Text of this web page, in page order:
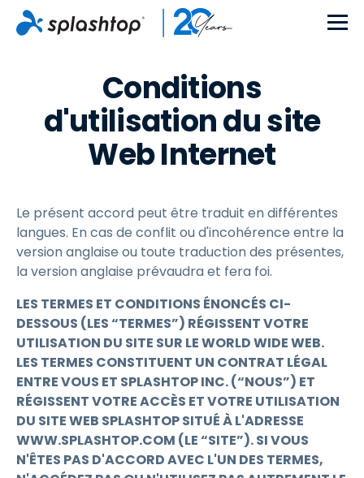
Conditions
d'utilisation du site
Web Internet
Le présent accord peut être traduit en différentes
langues. En cas de conflit ou d'incohérence entre la
version anglaise ou toute traduction des présentes,
la version anglaise prévaudra et fera foi.
LES TERMES ET CONDITIONS ÉNONCÉS CI-
DESSOUS (LES “TERMES”) RÉGISSENT VOTRE
UTILISATION DU SITE SUR LE WORLD WIDE WEB.
LES TERMES CONSTITUENT UN CONTRAT LÉGAL
ENTRE VOUS ET SPLASHTOP INC. (“NOUS”) ET
RÉGISSENT VOTRE ACCÈS ET VOTRE UTILISATION
DU SITE WEB SPLASHTOP SITUÉ À L'ADRESSE
WWW.SPLASHTOP.COM (LE “SITE”). SI VOUS
N'ÊTES PAS D'ACCORD AVEC L'UN DES TERMES,